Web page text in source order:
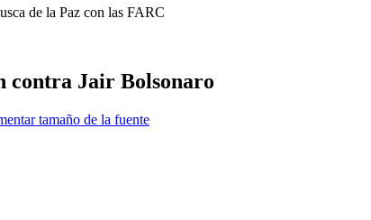
de la Paz con las FARC
contra Jair Bolsonaro
tamaño de la fuente